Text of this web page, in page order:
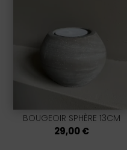
BOUGEOIR SPHÈRE 13CM
29,00€